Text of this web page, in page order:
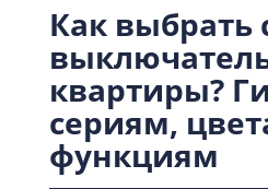
Как выбрать
квартиры?
сериям,
функциям